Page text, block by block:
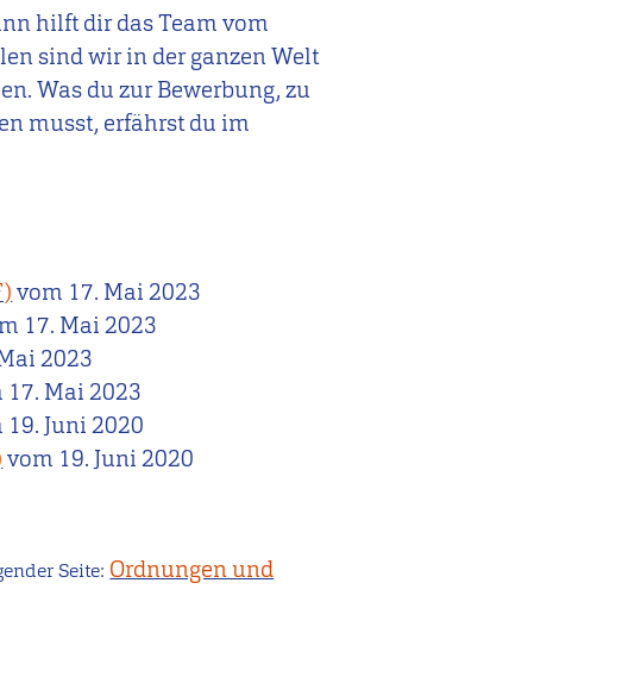
hilft dir das Team vom
sind wir in der ganzen Welt
Was du zur Bewerbung, zu
musst, erfährst du im
vom 17. Mai 2023
17. Mai 2023
2023
17. Mai 2023
19. Juni 2020
vom 19. Juni 2020
Seite: Ordnungen und